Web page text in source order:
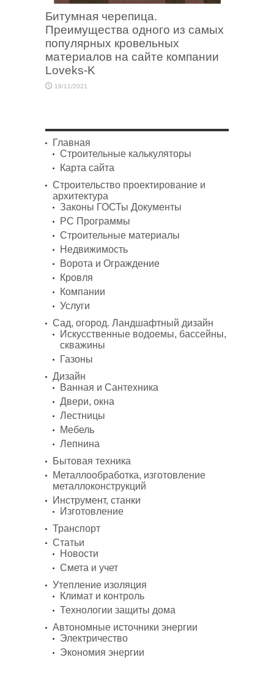
Битумная черепица.
Преимущества одного из самых
популярных кровельных
материалов на сайте компании
Loveks-K
19/11/2021
Главная
Строительные калькуляторы
Карта сайта
Строительство проектирование и
архитектура
Законы ГОСТы Документы
PC Программы
Строительные материалы
Недвижимость
Ворота и Ограждение
Кровля
Компании
Услуги
Сад, огород. Ландшафтный дизайн
Искусственные водоемы, бассейны,
скважины
Газоны
Дизайн
Ванная и Сантехника
Двери, окна
Лестницы
Мебель
Лепнина
Бытовая техника
Металлообработка, изготовление
металлоконструкций
Инструмент, станки
Изготовление
Транспорт
Статьи
Новости
Смета и учет
Утепление изоляция
Климат и контроль
Технологии защиты дома
Автономные источники энергии
Электричество
Экономия энергии